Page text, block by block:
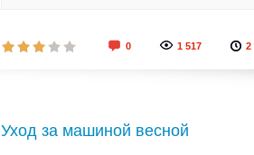
0 1 517 2
Уход за машиной весной